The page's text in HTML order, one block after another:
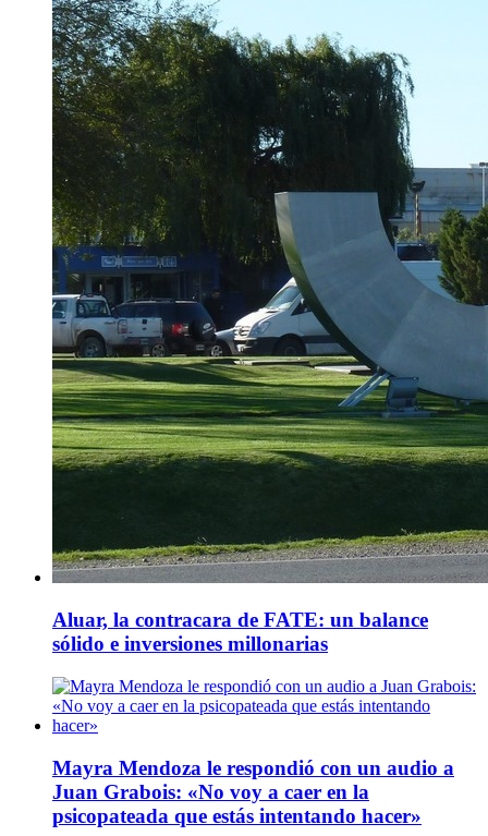
Aluar, la contracara de FATE: un balance
sólido e inversiones millonarias
Mayra Mendoza le respondió con un audio a
Juan Grabois: «No voy a caer en la
psicopateada que estás intentando hacer»